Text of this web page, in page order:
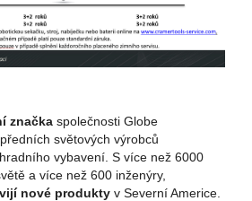
značka společnosti Globe
světových výrobců
vybavení. S více než 6000
a více než 600 inženýry,
nové produkty v Severní Americe.